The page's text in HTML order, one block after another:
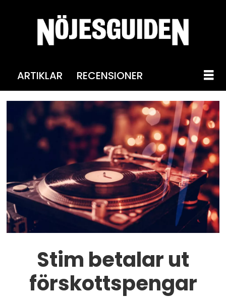
ARTIKLAR RECENSIONER
Stim betalar ut
förskottspengar